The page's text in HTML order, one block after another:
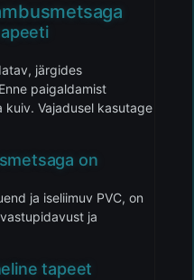
järgides
paigaldamist
Vajadusel kasutage
on
ja iseliimuv PVC, on
ja
tapeet